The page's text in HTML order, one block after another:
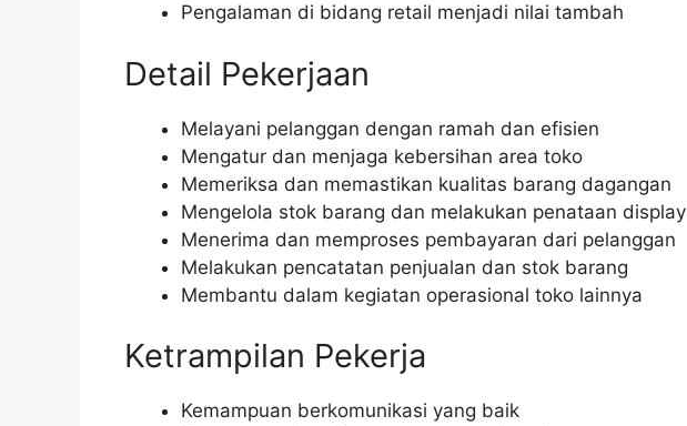
Pengalaman di bidang retail menjadi nilai tambah
Detail Pekerjaan
Melayani pelanggan dengan ramah dan efisien
Mengatur dan menjaga kebersihan area toko
Memeriksa dan memastikan kualitas barang dagangan
Mengelola stok barang dan melakukan penataan display
Menerima dan memproses pembayaran dari pelanggan
Melakukan pencatatan penjualan dan stok barang
Membantu dalam kegiatan operasional toko lainnya
Ketrampilan Pekerja
Kemampuan berkomunikasi yang baik